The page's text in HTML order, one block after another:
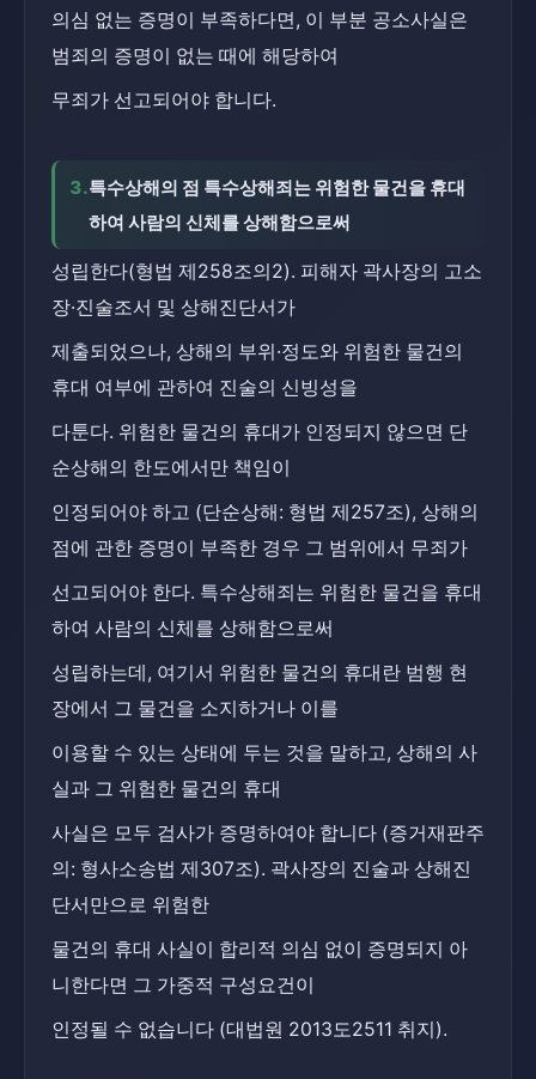
의심 없는 증명이 부족하다면, 이 부분 공소사실은
범죄의 증명이 없는 때에 해당하여
무죄가 선고되어야 합니다.
3.특수상해의 점 특수상해죄는 위험한 물건을 휴대
하여 사람의 신체를 상해함으로써
성립한다(형법 제258조의2). 피해자 곽사장의 고소
장·진술조서 및 상해진단서가
제출되었으나, 상해의 부위·정도와 위험한 물건의
휴대 여부에 관하여 진술의 신빙성을
다툰다. 위험한 물건의 휴대가 인정되지 않으면 단
순상해의 한도에서만 책임이
인정되어야 하고 (단순상해: 형법 제257조), 상해의
점에 관한 증명이 부족한 경우 그 범위에서 무죄가
선고되어야 한다. 특수상해죄는 위험한 물건을 휴대
하여 사람의 신체를 상해함으로써
성립하는데, 여기서 위험한 물건의 휴대란 범행 현
장에서 그 물건을 소지하거나 이를
이용할 수 있는 상태에 두는 것을 말하고, 상해의 사
실과 그 위험한 물건의 휴대
사실은 모두 검사가 증명하여야 합니다 (증거재판주
의: 형사소송법 제307조). 곽사장의 진술과 상해진
단서만으로 위험한
물건의 휴대 사실이 합리적 의심 없이 증명되지 아
니한다면 그 가중적 구성요건이
인정될 수 없습니다 (대법원 2013도2511 취지).